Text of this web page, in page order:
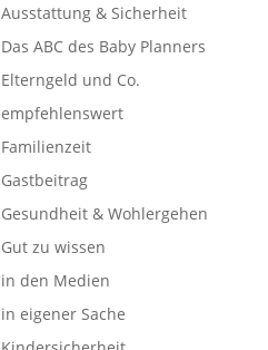
Ausstattung & Sicherheit
Das ABC des Baby Planners
Elterngeld und Co.
empfehlenswert
Familienzeit
Gastbeitrag
Gesundheit & Wohlergehen
Gut zu wissen
in den Medien
in eigener Sache